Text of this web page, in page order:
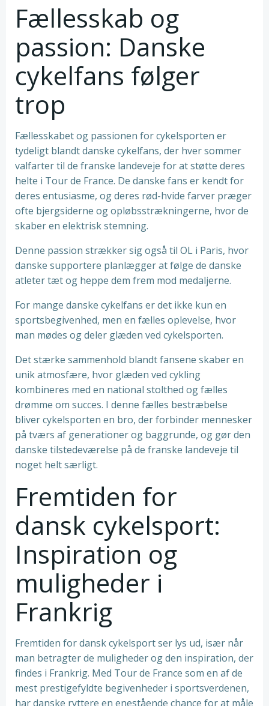
Fællesskab og
passion: Danske
cykelfans følger
trop
Fællesskabet og passionen for cykelsporten er
tydeligt blandt danske cykelfans, der hver sommer
valfarter til de franske landeveje for at støtte deres
helte i Tour de France. De danske fans er kendt for
deres entusiasme, og deres rød-hvide farver præger
ofte bjergsiderne og opløbsstrækningerne, hvor de
skaber en elektrisk stemning.
Denne passion strækker sig også til OL i Paris, hvor
danske supportere planlægger at følge de danske
atleter tæt og heppe dem frem mod medaljerne.
For mange danske cykelfans er det ikke kun en
sportsbegivenhed, men en fælles oplevelse, hvor
man mødes og deler glæden ved cykelsporten.
Det stærke sammenhold blandt fansene skaber en
unik atmosfære, hvor glæden ved cykling
kombineres med en national stolthed og fælles
drømme om succes. I denne fælles bestræbelse
bliver cykelsporten en bro, der forbinder mennesker
på tværs af generationer og baggrunde, og gør den
danske tilstedeværelse på de franske landeveje til
noget helt særligt.
Fremtiden for
dansk cykelsport:
Inspiration og
muligheder i
Frankrig
Fremtiden for dansk cykelsport ser lys ud, især når
man betragter de muligheder og den inspiration, der
findes i Frankrig. Med Tour de France som en af de
mest prestigefyldte begivenheder i sportsverdenen,
har danske ryttere en enestående chance for at måle